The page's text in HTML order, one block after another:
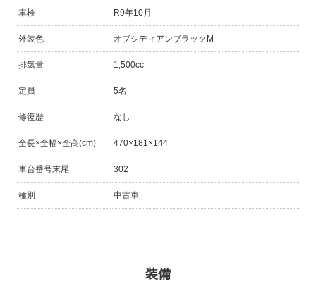
車検 R9年10月
外装色 オブシディアンブラックM
排気量 1,500cc
定員 5名
修復歴 なし
全長×全幅×全高(cm) 470×181×144
車台番号末尾 302
種別 中古車
装備